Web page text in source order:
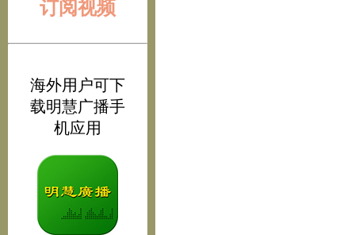
订阅视频
海外用户可下
载明慧广播手
机应用